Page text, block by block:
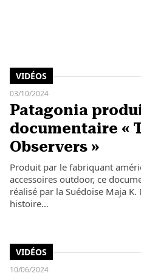
VIDÉOS
03/10/2024
Patagonia
documentaire «
Observers »
Produit par le fabriquant
accessoires outdoor, ce
réalisé par la Suédoise Maja
histoire…
VIDÉOS
10/06/2024